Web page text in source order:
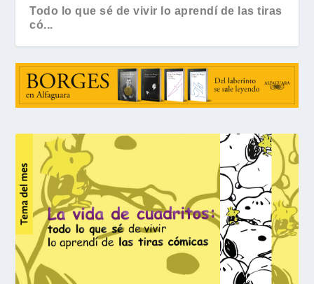
Todo lo que sé de vivir lo aprendí de las tiras
có...